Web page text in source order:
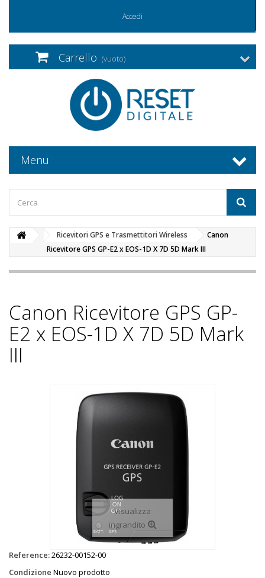
Accedi
Carrello (vuoto)
Menu
Ricevitori GPS e Trasmettitori Wireless
Canon
Ricevitore GPS GP-E2 x EOS-1D X 7D 5D Mark III
Canon Ricevitore GPS GP-
E2 x EOS-1D X 7D 5D Mark
III
Visualizza
ingrandito
Reference:26232-00152-00
Condizione Nuovo prodotto